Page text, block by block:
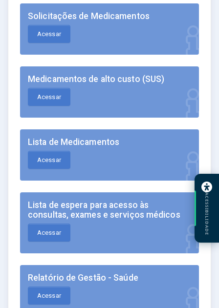
Solicitações de Medicamentos
Acessar
Medicamentos de alto custo (SUS)
Acessar
Lista de Medicamentos
Acessar
Lista de espera para acesso às
consultas, exames e serviços médicos
Acessar
Relatório de Gestão - Saúde
Acessar
ACESSIBILIDADE